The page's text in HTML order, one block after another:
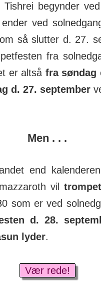
be­gynder
ved
så slutter d. 27.
fra
er altså fra søndag
d. 27. sep­tember
Men . . .
end
vil
som er ved
d. 28.
lyder.
Vær rede!